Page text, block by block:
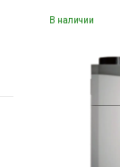
В наличии